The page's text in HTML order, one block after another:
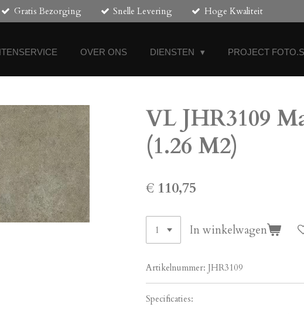
Gratis Bezorging Snelle Levering Hoge Kwaliteit
OVER ONS DIENSTEN PROJECT FOTO.S
VL JHR3109
(1.26 M2)
€ 110,75
In winkelwagen
Artikelnummer: JHR3109
Specificaties: